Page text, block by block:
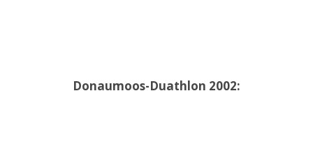
Donaumoos-Duathlon 2002: